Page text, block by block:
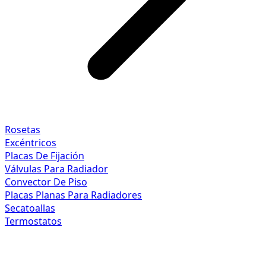
Rosetas
Excéntricos
Placas De Fijación
Válvulas Para Radiador
Convector De Piso
Placas Planas Para Radiadores
Secatoallas
Termostatos